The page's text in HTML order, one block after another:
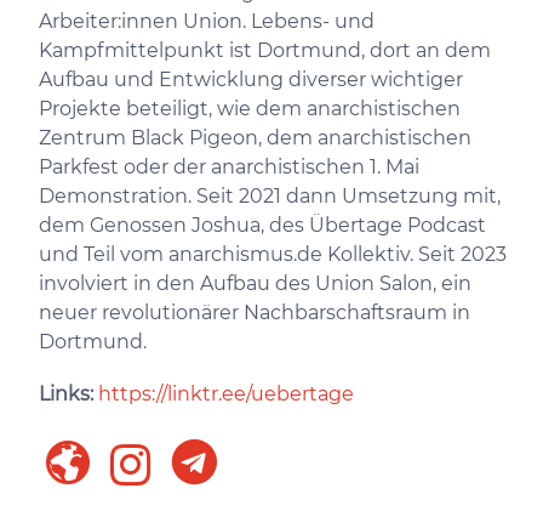
Arbeiter:innen Union. Lebens- und
Kampfmittelpunkt ist Dortmund, dort an dem
Aufbau und Entwicklung diverser wichtiger
Projekte beteiligt, wie dem anarchistischen
Zentrum Black Pigeon, dem anarchistischen
Parkfest oder der anarchistischen 1. Mai
Demonstration. Seit 2021 dann Umsetzung mit,
dem Genossen Joshua, des Übertage Podcast
und Teil vom anarchismus.de Kollektiv. Seit 2023
involviert in den Aufbau des Union Salon, ein
neuer revolutionärer Nachbarschaftsraum in
Dortmund.
Links: https://linktr.ee/uebertage